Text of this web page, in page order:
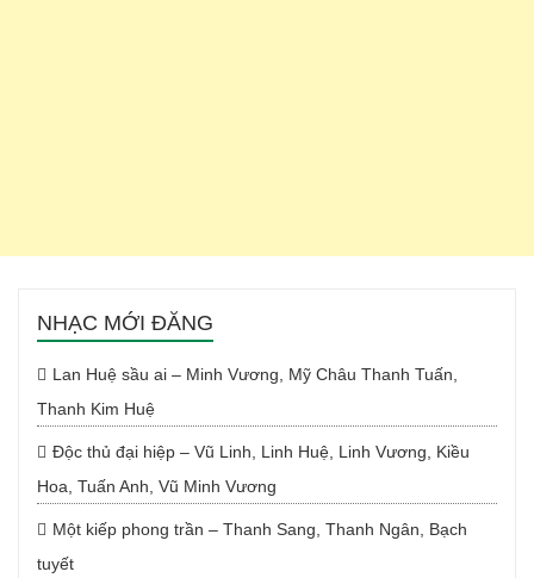
NHẠC MỚI ĐĂNG
Lan Huệ sầu ai – Minh Vương, Mỹ Châu Thanh Tuấn,
Thanh Kim Huệ
Độc thủ đại hiệp – Vũ Linh, Linh Huệ, Linh Vương, Kiều
Hoa, Tuấn Anh, Vũ Minh Vương
Một kiếp phong trần – Thanh Sang, Thanh Ngân, Bạch
tuyết